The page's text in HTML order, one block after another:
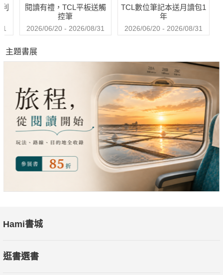
因應企業的減法原則，工作者與企業的關係也將從穩定雇用
轉變為專案合作。產業區隔消失，專業連結成王道，知識型工作
者將成為未來炙手可熱的人才！薪水不再取決於年資與職銜，而
工作型態
遠距工作、數位化工作將從緊急措施成為日常，大部分工作
數位化後將釋放出30％的生產力！工作者與企業都能更彈性調配
資源，提高創造力與生產力。
穩定成長都路徑被打破，卻是工作者前所未有的契機！
把握機會，成為下一波趨勢崛起的領先者。
閱讀有禮，TCL平板送觸
控筆
2026/06/20 - 2026/08/31
TCL數位筆記本送月讀包1
年
2026/06/20 - 2026/08/31
主題書展
Hami書城
逛書選書